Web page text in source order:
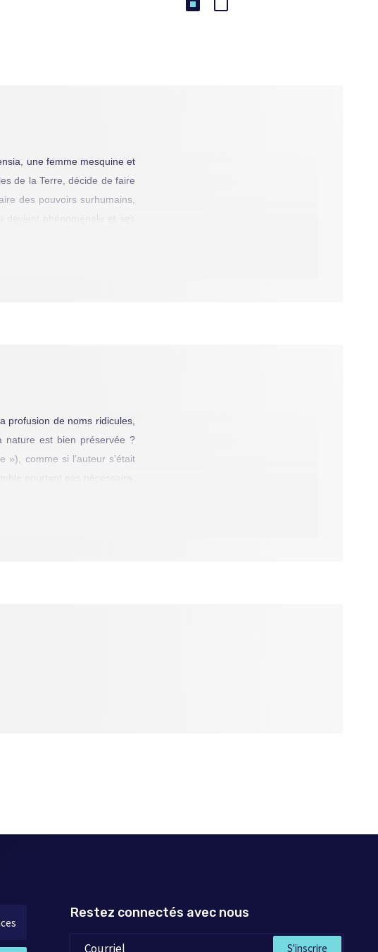
une femme mesquine et
de la Terre, décide de faire
des pouvoirs surhumains,
phénoménale et ses
régime, le gouvernement
profusion de noms ridicules,
nature est bien préservée ?
comme si l’auteur s’était
pourtant pas nécessaire,
des pouvoirs de Percival
que ce soit sur leur
pour se battre contre un
du gouvernement d’un pays
bon signe. [GV]
Restez connectés avec nous
S'inscrire